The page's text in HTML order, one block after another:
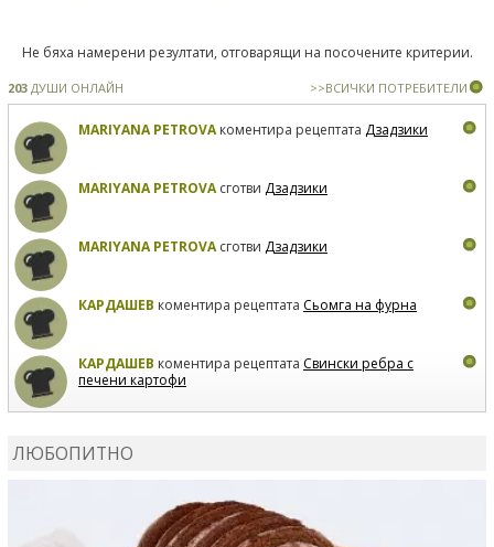
Не бяха намерени резултати, отговарящи на посочените критерии.
203 ДУШИ ОНЛАЙН >>ВСИЧКИ ПОТРЕБИТЕЛИ
MARIYANA PETROVAкоментира рецептата Дзадзики
MARIYANA PETROVAсготви Дзадзики
MARIYANA PETROVAсготви Дзадзики
КАРДАШЕВ коментира рецептата Сьомга на фурна
КАРДАШЕВ коментира рецептата Свински ребра с
печени картофи
ЛЮБОПИТНО